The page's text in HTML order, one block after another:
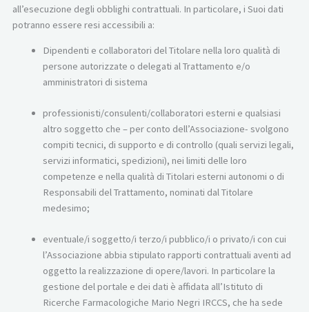
all’esecuzione degli obblighi contrattuali. In particolare, i Suoi dati
potranno essere resi accessibili a:
Dipendenti e collaboratori del Titolare nella loro qualità di
persone autorizzate o delegati al Trattamento e/o
amministratori di sistema
professionisti/consulenti/collaboratori esterni e qualsiasi
altro soggetto che – per conto dell’Associazione- svolgono
compiti tecnici, di supporto e di controllo (quali servizi legali,
servizi informatici, spedizioni), nei limiti delle loro
competenze e nella qualità di Titolari esterni autonomi o di
Responsabili del Trattamento, nominati dal Titolare
medesimo;
eventuale/i soggetto/i terzo/i pubblico/i o privato/i con cui
l’Associazione abbia stipulato rapporti contrattuali aventi ad
oggetto la realizzazione di opere/lavori. In particolare la
gestione del portale e dei dati è affidata all’Istituto di
Ricerche Farmacologiche Mario Negri IRCCS, che ha sede